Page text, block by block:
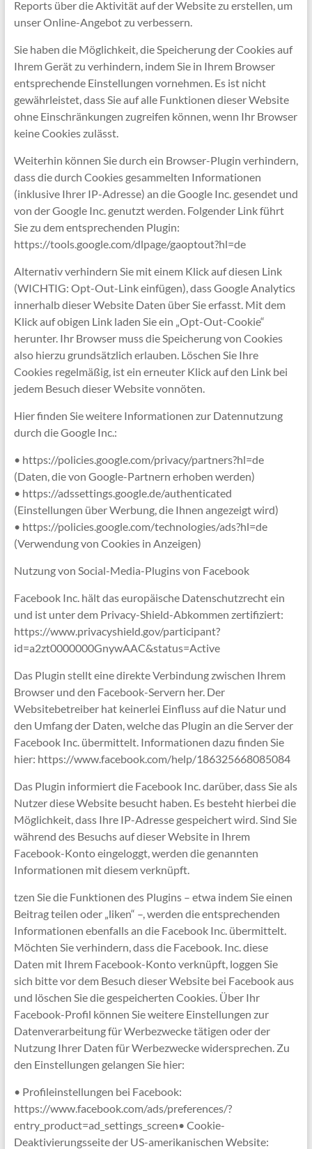
Reports über die Aktivität auf der Website zu erstellen, um
unser Online-Angebot zu verbessern.
Sie haben die Möglichkeit, die Speicherung der Cookies auf
Ihrem Gerät zu verhindern, indem Sie in Ihrem Browser
entsprechende Einstellungen vornehmen. Es ist nicht
gewährleistet, dass Sie auf alle Funktionen dieser Website
ohne Einschränkungen zugreifen können, wenn Ihr Browser
keine Cookies zulässt.
Weiterhin können Sie durch ein Browser-Plugin verhindern,
dass die durch Cookies gesammelten Informationen
(inklusive Ihrer IP-Adresse) an die Google Inc. gesendet und
von der Google Inc. genutzt werden. Folgender Link führt
Sie zu dem entsprechenden Plugin:
https://tools.google.com/dlpage/gaoptout?hl=de
Alternativ verhindern Sie mit einem Klick auf diesen Link
(WICHTIG: Opt-Out-Link einfügen), dass Google Analytics
innerhalb dieser Website Daten über Sie erfasst. Mit dem
Klick auf obigen Link laden Sie ein „Opt-Out-Cookie“
herunter. Ihr Browser muss die Speicherung von Cookies
also hierzu grundsätzlich erlauben. Löschen Sie Ihre
Cookies regelmäßig, ist ein erneuter Klick auf den Link bei
jedem Besuch dieser Website vonnöten.
Hier finden Sie weitere Informationen zur Datennutzung
durch die Google Inc.:
• https://policies.google.com/privacy/partners?hl=de
(Daten, die von Google-Partnern erhoben werden)
• https://adssettings.google.de/authenticated
(Einstellungen über Werbung, die Ihnen angezeigt wird)
• https://policies.google.com/technologies/ads?hl=de
(Verwendung von Cookies in Anzeigen)
Nutzung von Social-Media-Plugins von Facebook
Facebook Inc. hält das europäische Datenschutzrecht ein
und ist unter dem Privacy-Shield-Abkommen zertifiziert:
https://www.privacyshield.gov/participant?
id=a2zt0000000GnywAAC&status=Active
Das Plugin stellt eine direkte Verbindung zwischen Ihrem
Browser und den Facebook-Servern her. Der
Websitebetreiber hat keinerlei Einfluss auf die Natur und
den Umfang der Daten, welche das Plugin an die Server der
Facebook Inc. übermittelt. Informationen dazu finden Sie
hier: https://www.facebook.com/help/186325668085084
Das Plugin informiert die Facebook Inc. darüber, dass Sie als
Nutzer diese Website besucht haben. Es besteht hierbei die
Möglichkeit, dass Ihre IP-Adresse gespeichert wird. Sind Sie
während des Besuchs auf dieser Website in Ihrem
Facebook-Konto eingeloggt, werden die genannten
Informationen mit diesem verknüpft.
tzen Sie die Funktionen des Plugins – etwa indem Sie einen
Beitrag teilen oder „liken“ –, werden die entsprechenden
Informationen ebenfalls an die Facebook Inc. übermittelt.
Möchten Sie verhindern, dass die Facebook. Inc. diese
Daten mit Ihrem Facebook-Konto verknüpft, loggen Sie
sich bitte vor dem Besuch dieser Website bei Facebook aus
und löschen Sie die gespeicherten Cookies. Über Ihr
Facebook-Profil können Sie weitere Einstellungen zur
Datenverarbeitung für Werbezwecke tätigen oder der
Nutzung Ihrer Daten für Werbezwecke widersprechen. Zu
den Einstellungen gelangen Sie hier:
• Profileinstellungen bei Facebook:
https://www.facebook.com/ads/preferences/?
entry_product=ad_settings_screen• Cookie-
Deaktivierungsseite der US-amerikanischen Website: